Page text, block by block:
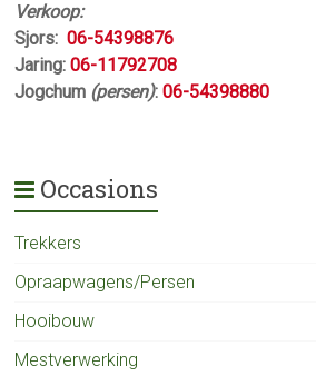
Verkoop:
Sjors:06-54398876
Jaring:06-11792708
Jogchum (persen): 06-54398880
Occasions
Trekkers
Opraapwagens/Persen
Hooibouw
Mestverwerking